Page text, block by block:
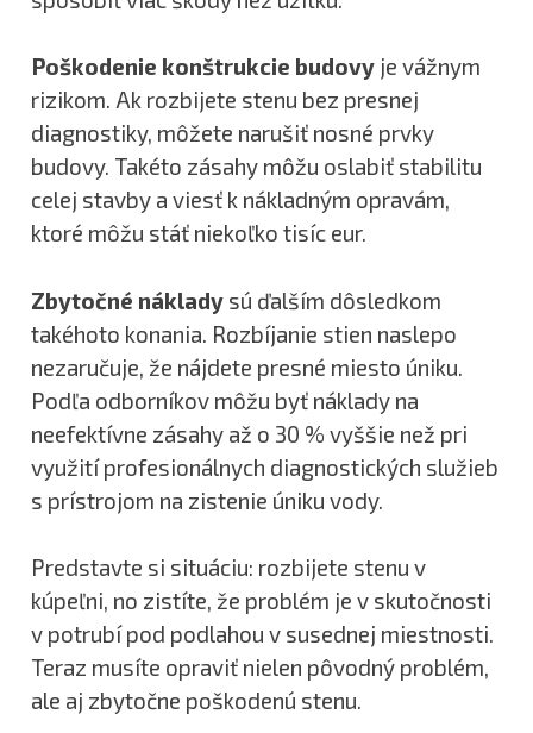
Poškodenie konštrukcie budovy je vážnym
rizikom. Ak rozbijete stenu bez presnej
diagnostiky, môžete narušiť nosné prvky
budovy. Takéto zásahy môžu oslabiť stabilitu
celej stavby a viesť k nákladným opravám,
ktoré môžu stáť niekoľko tisíc eur.
Zbytočné náklady sú ďalším dôsledkom
takéhoto konania. Rozbíjanie stien naslepo
nezaručuje, že nájdete presné miesto úniku.
Podľa odborníkov môžu byť náklady na
neefektívne zásahy až o 30 % vyššie než pri
využití profesionálnych diagnostických služieb
s prístrojom na zistenie úniku vody.
Predstavte si situáciu: rozbijete stenu v
kúpeľni, no zistíte, že problém je v skutočnosti
v potrubí pod podlahou v susednej miestnosti.
Teraz musíte opraviť nielen pôvodný problém,
ale aj zbytočne poškodenú stenu.